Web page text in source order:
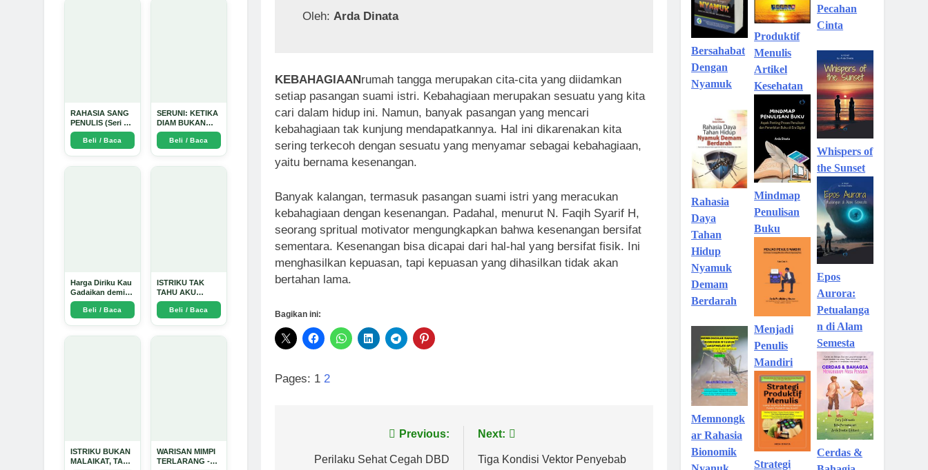
RAHASIA SANG
PENULIS (Seri 1)
- Arda Dinata
Beli / Baca
SERUNI: KETIKA
DIAM BUKAN
LAGI PILIHAN -
Arda Dinata
Beli / Baca
Harga Diriku Kau
Gadaikan demi
Perempuan Itu -
Arda Dinata
Beli / Baca
ISTRIKU TAK
TAHU AKU
PENGUSAHA
EMAS - Arda
Dinata
Beli / Baca
ISTRIKU BUKAN
MALAIKAT, TAPI
WARISAN MIMPI
TERLARANG -
Oleh: Arda Dinata
KEBAHAGIAAN rumah tangga merupakan cita-cita yang diidamkan
setiap pasangan suami istri. Kebahagiaan merupakan sesuatu yang kita
cari dalam hidup ini. Namun, banyak pasangan yang mencari
kebahagiaan tak kunjung mendapatkannya. Hal ini dikarenakan kita
sering terkecoh dengan sesuatu yang menyamar sebagai kebahagiaan,
yaitu bernama kesenangan.
Banyak kalangan, termasuk pasangan suami istri yang meracukan
kebahagiaan dengan kesenangan. Padahal, menurut N. Faqih Syarif H,
seorang spritual motivator mengungkapkan bahwa kesenangan bersifat
sementara. Kesenangan bisa dicapai dari hal-hal yang bersifat fisik. Ini
menghasilkan kepuasan, tapi kepuasan yang dihasilkan tidak akan
bertahan lama.
Bagikan ini:
Pages: 1 2
pos
Previous:
Perilaku Sehat Cegah DBD
Next:
Tiga Kondisi Vektor Penyebab
Bersahabat
Dengan
Nyamuk
Rahasia
Daya
Tahan
Hidup
Nyamuk
Demam
Berdarah
Memnongk
ar Rahasia
Bionomik
Produktif
Menulis
Artikel
Kesehatan
Mindmap
Penulisan
Buku
Menjadi
Penulis
Mandiri
Strategi
Pecahan
Cinta
Whispers of
the Sunset
Epos
Aurora:
Petualanga
n di Alam
Semesta
Cerdas &